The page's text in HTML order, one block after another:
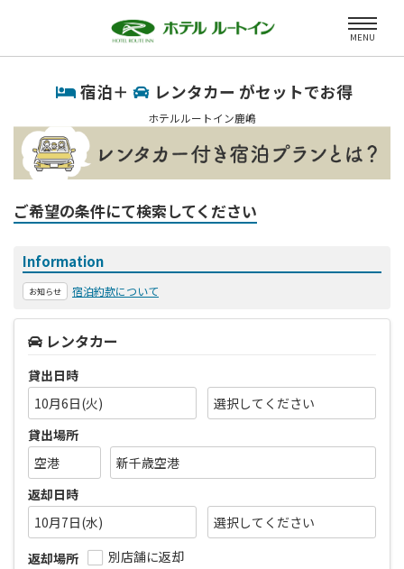
MENU
宿泊＋ レンタカー がセットでお得
ホテルルートイン鹿嶋
ご希望の条件にて検索してください
Information
お知らせ 宿泊約款について
レンタカー
貸出日時
10月6日(火)
貸出場所
返却日時
10月7日(水)
返却場所
別店舗に返却